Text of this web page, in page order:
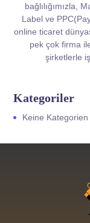
bağlılığımızla,
Label ve
online ticaret
pek çok firma
şirketlerle
Kategoriler
Keine Kategorien